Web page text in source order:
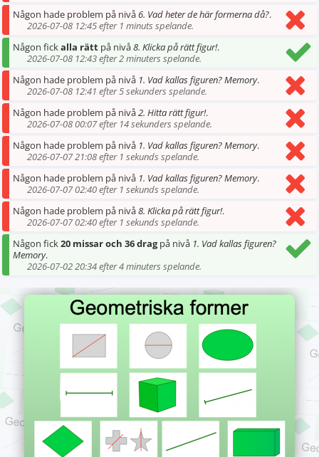
Någon hade problem på nivå6. Vad heter de här formerna då?.
2026-07-08 12:45 efter 1 minuts spelande.
Någon fickalla rätt på nivå8. Klicka på rätt figur!.
2026-07-08 12:43 efter 2 minuters spelande.
Någon hade problem på nivå 1. Vad kallas figuren? Memory.
2026-07-08 12:41 efter 5 sekunders spelande.
Någon hade problem på nivå2. Hitta rätt figur!.
2026-07-08 00:07 efter 14 sekunders spelande.
Någon hade problem på nivå 1. Vad kallas figuren? Memory.
2026-07-07 21:08 efter 1 sekunds spelande.
Någon hade problem på nivå 1. Vad kallas figuren? Memory.
2026-07-07 02:40 efter 1 sekunds spelande.
Någon hade problem på nivå8. Klicka på rätt figur!.
2026-07-07 02:40 efter 1 sekunds spelande.
Någon fick20 missar och 36 dragpå nivå 1. Vad kallas figuren?
Memory.
2026-07-02 20:34 efter 4 minuters spelande.